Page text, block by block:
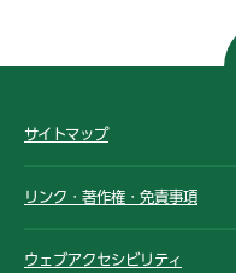
サイトマップ
リンク・著作権・免責事項
ウェブアクセシビリティ